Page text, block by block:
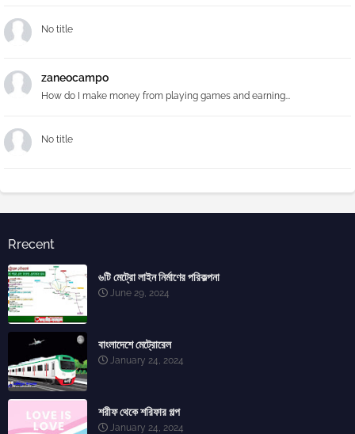
No title
zaneocampo
How do I make money from playing games and earning...
No title
Rrecent
৬টি মেট্রো লাইন নির্মাণের পরিকল্পনা
June 29, 2024
বাংলাদেশে মেট্রোরেল
January 24, 2024
শরীফ থেকে শরিফার গল্প
January 24, 2024